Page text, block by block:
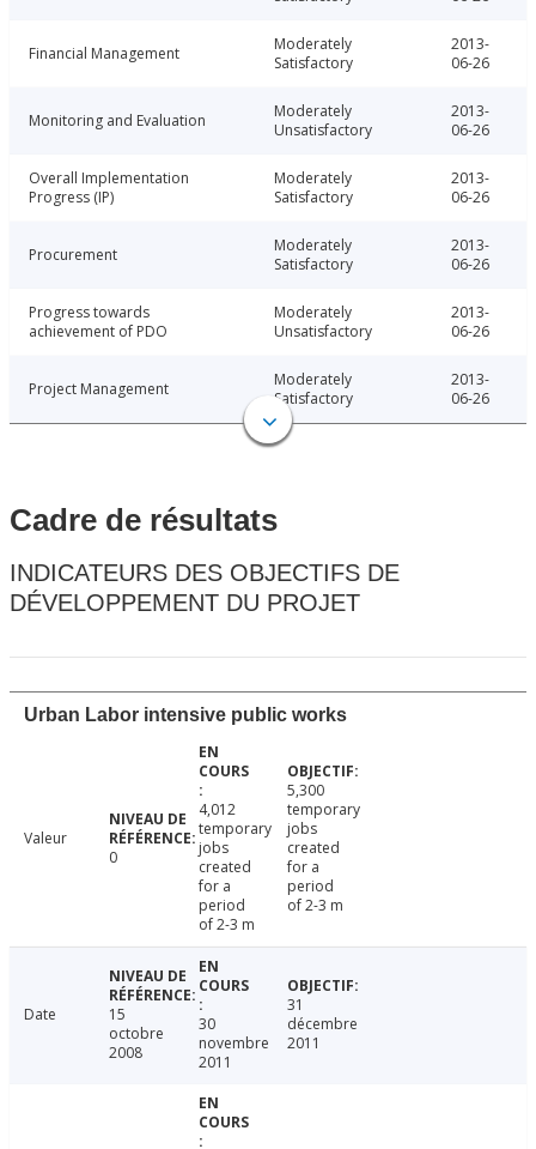
Financial Management
Moderately
Satisfactory
2013-
06-26
Monitoring and Evaluation
Moderately
Unsatisfactory
2013-
06-26
Overall Implementation
Progress (IP)
Moderately
Satisfactory
2013-
06-26
Procurement
Moderately
Satisfactory
2013-
06-26
Progress towards
achievement of PDO
Moderately
Unsatisfactory
2013-
06-26
Project Management
Moderately
Satisfactory
2013-
06-26
Cadre de résultats
INDICATEURS DES OBJECTIFS DE
DÉVELOPPEMENT DU PROJET
Urban Labor intensive public works
Valeur
0
4,012
temporary
jobs
created
for a
period
of 2-3 m
5,300
temporary
jobs
created
for a
period
of 2-3 m
Date
15
octobre
2008
30
novembre
2011
31
décembre
2011